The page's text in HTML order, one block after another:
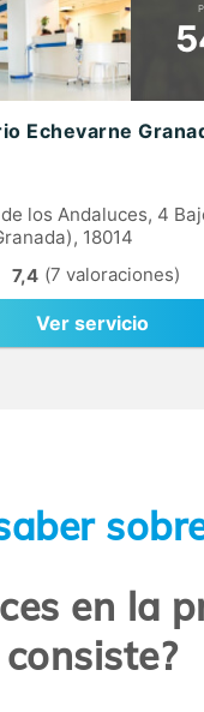
Echevarne
los Andaluces, 4
18014
7,4 (7 valoraciones)
Ver servicio
en la
consiste?